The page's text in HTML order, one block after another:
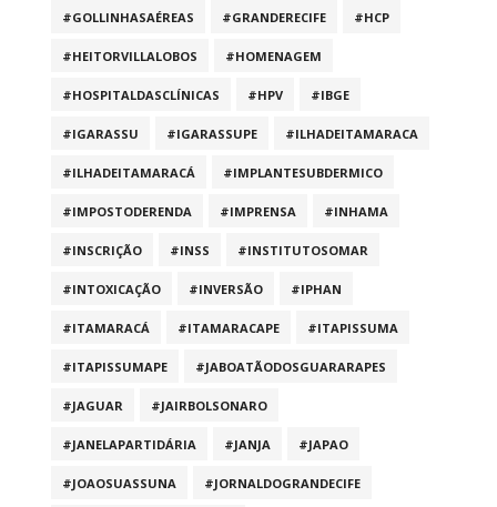
#GOLLINHASAÉREAS #GRANDERECIFE #HCP
#HEITORVILLALOBOS #HOMENAGEM
#HOSPITALDASCLÍNICAS #HPV #IBGE
#IGARASSU #IGARASSUPE #ILHADEITAMARACA
#ILHADEITAMARACÁ #IMPLANTESUBDERMICO
#IMPOSTODERENDA #IMPRENSA #INHAMA
#INSCRIÇÃO #INSS #INSTITUTOSOMAR
#INTOXICAÇÃO #INVERSÃO #IPHAN
#ITAMARACÁ #ITAMARACAPE #ITAPISSUMA
#ITAPISSUMAPE #JABOATÃODOSGUARARAPES
#JAGUAR #JAIRBOLSONARO
#JANELAPARTIDÁRIA #JANJA #JAPAO
#JOAOSUASSUNA #JORNALDOGRANDECIFE